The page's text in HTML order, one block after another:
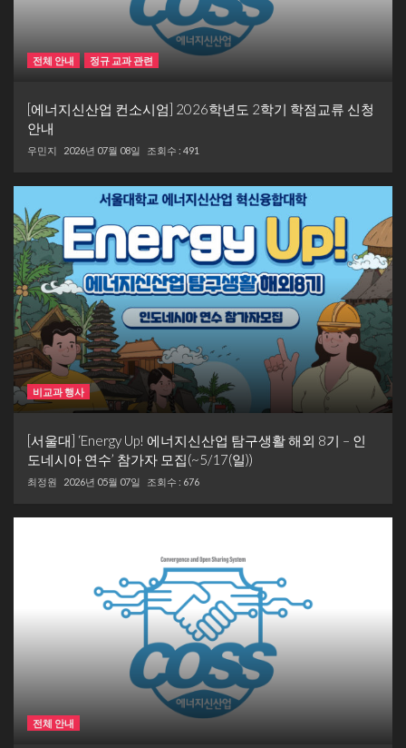
전체 안내 정규 교과 관련
[에너지신산업 컨소시엄] 2026학년도 2학기 학점교류 신청
안내
우민지 2026년 07월 08일 조회수 : 491
비교과 행사
[서울대] ‘Energy Up! 에너지신산업 탐구생활 해외 8기 – 인
도네시아 연수’ 참가자 모집(~5/17(일))
최정원 2026년 05월 07일 조회수 : 676
전체 안내